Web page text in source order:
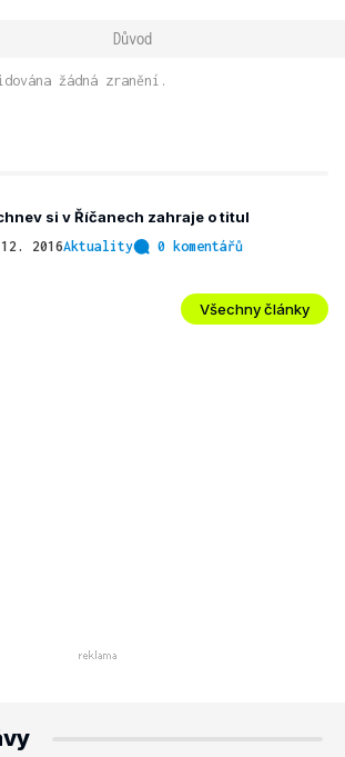
Důvod
žádná zranění.
si v Říčanech zahraje o titul
2016Aktuality 0 komentářů
Všechny články